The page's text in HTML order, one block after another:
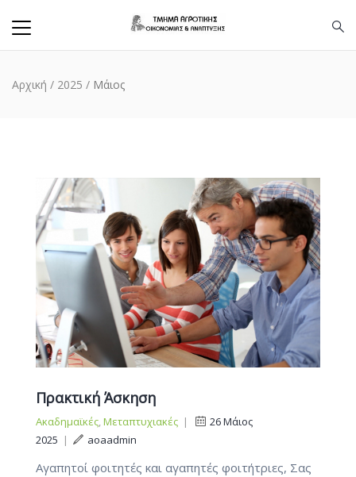
Αρχική / 2025 / Μάιος
Πρακτική Άσκηση
Ακαδημαϊκές,Μεταπτυχιακές |
26 Μάιος
2025 | aoaadmin
Αγαπητοί φοιτητές και αγαπητές φοιτήτριες, Σας